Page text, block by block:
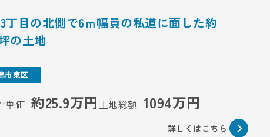
丁目の北側で6ｍ幅員の私道に面した約
の土地
市東区
単価 約25.9万円 土地総額 1094万円
詳しくはこちら